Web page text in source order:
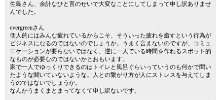
生島さん、余計なひと言のせいで大変なことにしてしまって申し訳ありませ
んでした。
evergreenさん
個人的にはみんな疲れているからこそ、そういった疲れを癒すという行為が
ビジネスになるのではないのでしょうか。うまく言えないのですが、コミュ
ニケーションが要らないではなく、逆に一人でいる時間を作れるスポット的
なものが必要なのではないかとおもいます。
家で一人でゆっくりできるのはトイレと風呂ぐらいっていうのも何かで聞い
たような聞いていないような。人との繋がり方が人にストレスを与えてしま
うのではないでしょうか。
なんかうまくまとまってなくて申し訳ないです。